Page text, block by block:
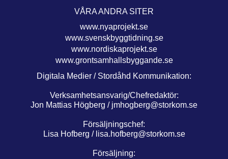
VÅRA ANDRA SITER
www.nyaprojekt.se
www.svenskbyggtidning.se
www.nordiskaprojekt.se
www.grontsamhallsbyggande.se
Digitala Medier / Stordåhd Kommunikation:
Verksamhetsansvarig/Chefredaktör:
Jon Mattias Högberg / jmhogberg@storkom.se
Försäljningschef:
Lisa Hofberg / lisa.hofberg@storkom.se
Försäljning: